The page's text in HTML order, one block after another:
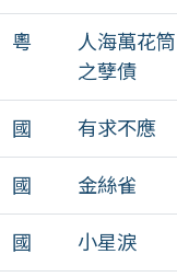
粵
人海萬花筒
之孽債
國 有求不應
國 金絲雀
國 小星淚